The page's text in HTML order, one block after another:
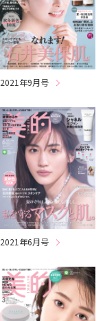
2021年9月号
2021年6月号